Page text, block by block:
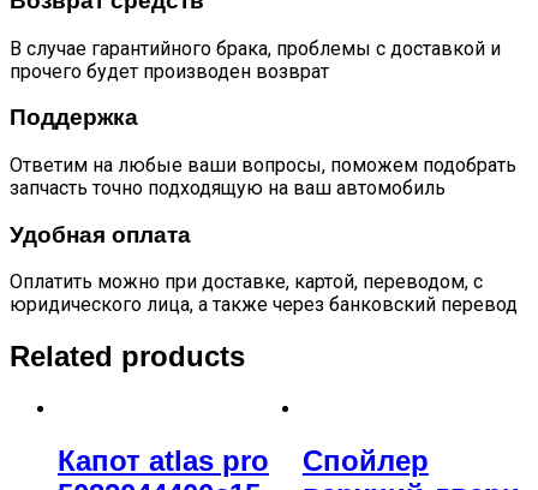
В случае гарантийного брака, проблемы с доставкой и
прочего будет производен возврат
Поддержка
Ответим на любые ваши вопросы, поможем подобрать
запчасть точно подходящую на ваш автомобиль
Удобная оплата
Оплатить можно при доставке, картой, переводом, с
юридического лица, а также через банковский перевод
Related products
Капот atlas pro
Спойлер